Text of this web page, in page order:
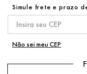
Não sei meu CEP